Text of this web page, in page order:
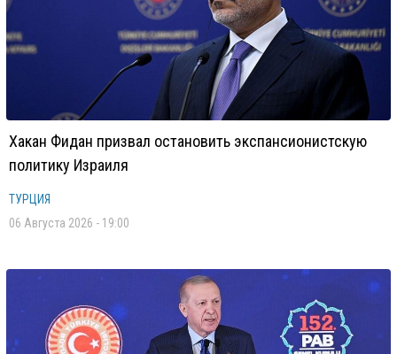
Хакан Фидан призвал остановить экспансионистскую
политику Израиля
ТУРЦИЯ
06 Августа 2026 - 19:00